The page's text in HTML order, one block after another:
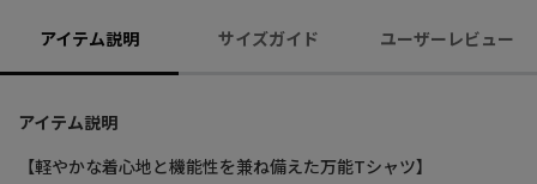
アイテム説明 サイズガイド ユーザーレビュー
アイテム説明
【軽やかな着心地と機能性を兼ね備えた万能Tシャツ】